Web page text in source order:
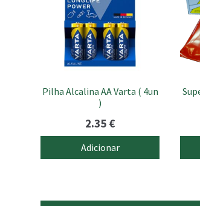
Pilha Alcalina AA Varta ( 4un
)
2.35 €
Adicionar